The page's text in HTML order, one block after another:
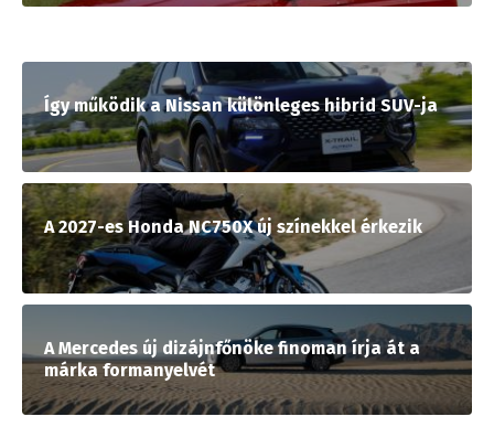
Így működik a Nissan különleges hibrid SUV-ja
A 2027-es Honda NC750X új színekkel érkezik
A Mercedes új dizájnfőnöke finoman írja át a
márka formanyelvét